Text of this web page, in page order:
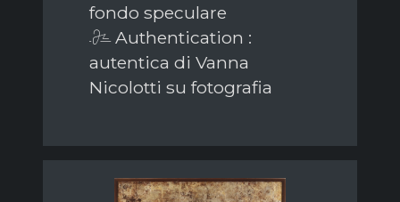
fondo speculare
Authentication :
autentica di Vanna
Nicolotti su fotografia